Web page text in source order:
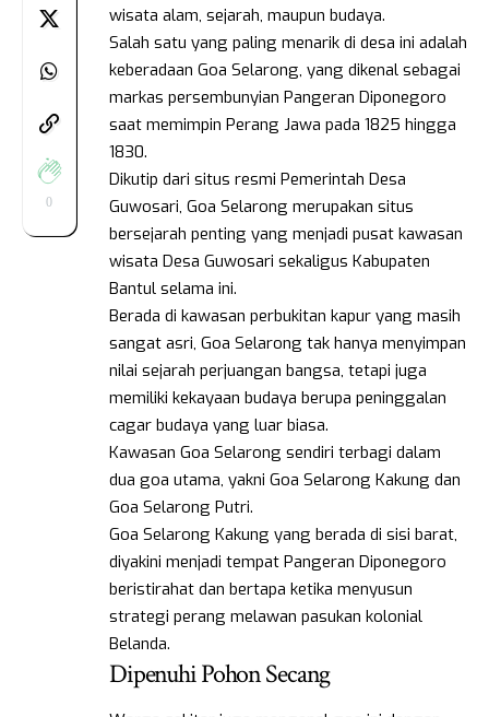
0
wisata alam, sejarah, maupun budaya.
Salah satu yang paling menarik di desa ini adalah
keberadaan Goa Selarong, yang dikenal sebagai
markas persembunyian Pangeran Diponegoro
saat memimpin Perang Jawa pada 1825 hingga
1830.
Dikutip dari situs resmi Pemerintah Desa
Guwosari, Goa Selarong merupakan situs
bersejarah penting yang menjadi pusat kawasan
wisata Desa Guwosari sekaligus Kabupaten
Bantul selama ini.
Berada di kawasan perbukitan kapur yang masih
sangat asri, Goa Selarong tak hanya menyimpan
nilai sejarah perjuangan bangsa, tetapi juga
memiliki kekayaan budaya berupa peninggalan
cagar budaya yang luar biasa.
Kawasan Goa Selarong sendiri terbagi dalam
dua goa utama, yakni Goa Selarong Kakung dan
Goa Selarong Putri.
Goa Selarong Kakung yang berada di sisi barat,
diyakini menjadi tempat Pangeran Diponegoro
beristirahat dan bertapa ketika menyusun
strategi perang melawan pasukan kolonial
Belanda.
Dipenuhi Pohon Secang